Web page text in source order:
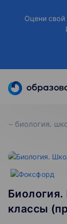
Оцени свой
биология.
классы